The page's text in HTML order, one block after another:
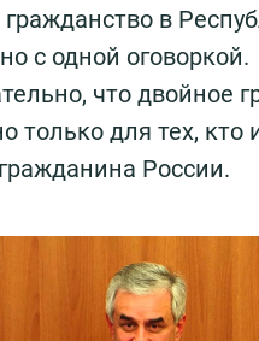
в
с одной оговоркой.
что двойное
только для тех, кто
России.